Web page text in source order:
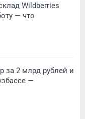
Wildberries
— что
за 2 млрд рублей и
—